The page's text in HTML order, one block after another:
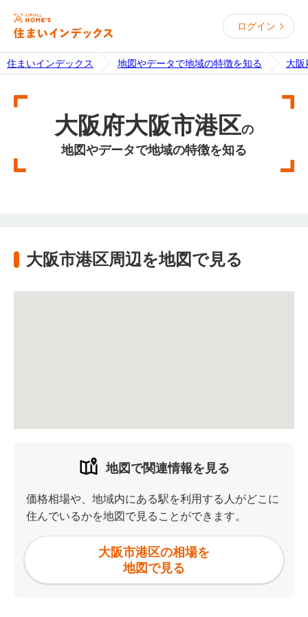
ログイン
住まいインデックス 地図やデータで地域の特徴を知る 大阪
大阪府大阪市港区の
地図やデータで地域の特徴を知る
大阪市港区周辺を地図で見る
地図で関連情報を見る
価格相場や、地域内にある駅を利用する人がどこに
住んでいるかを地図で見ることができます。
大阪市港区の相場を
地図で見る